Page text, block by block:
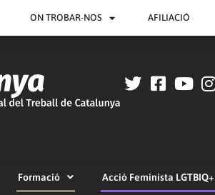
ON TROBAR-NOS AFILIACIÓ
Formació Acció Feminista LGTBIQ+